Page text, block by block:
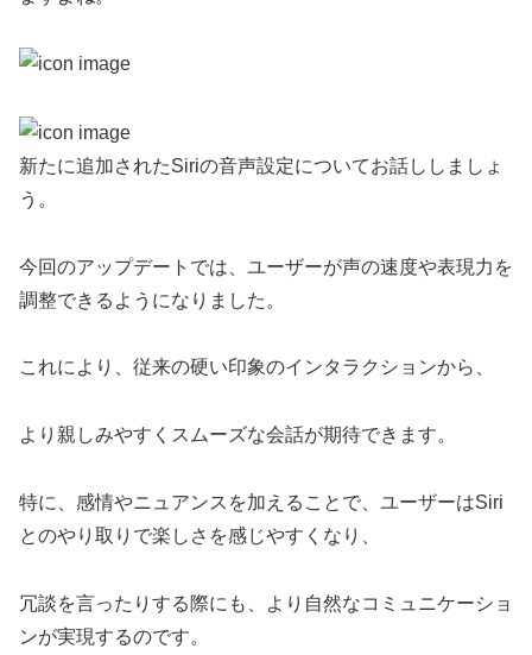
新たに追加されたSiriの音声設定についてお話ししましょ
う。
今回のアップデートでは、ユーザーが声の速度や表現力を
調整できるようになりました。
これにより、従来の硬い印象のインタラクションから、
より親しみやすくスムーズな会話が期待できます。
特に、感情やニュアンスを加えることで、ユーザーはSiri
とのやり取りで楽しさを感じやすくなり、
冗談を言ったりする際にも、より自然なコミュニケーショ
ンが実現するのです。